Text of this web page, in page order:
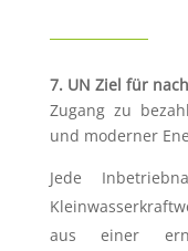
7. UN Ziel für
Zugang zu
und moderner
Jede
aus einer